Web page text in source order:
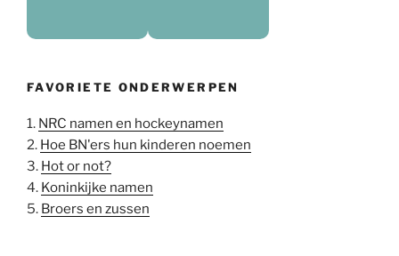
FAVORIETE ONDERWERPEN
1. NRC namen en hockeynamen
2. Hoe BN'ers hun kinderen noemen
3. Hot or not?
4. Koninkijke namen
5. Broers en zussen